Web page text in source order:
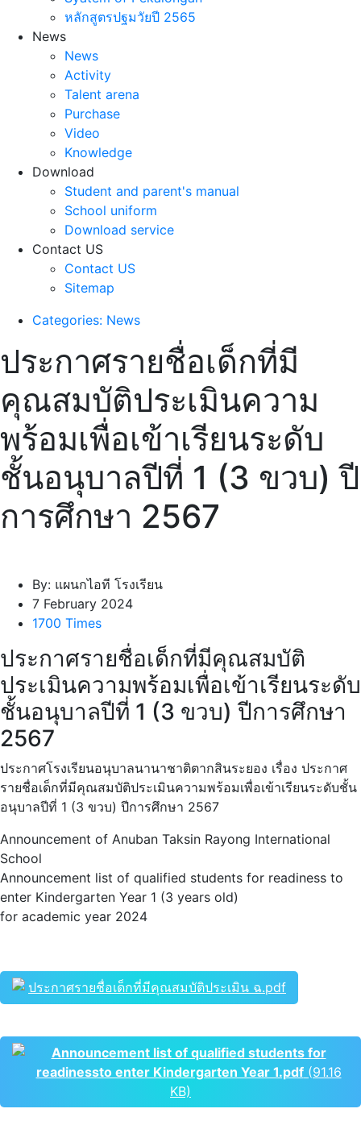
หลักสูตรปฐมวัยปี 2565
News
News
Activity
Talent arena
Purchase
Video
Knowledge
Download
Student and parent's manual
School uniform
Download service
Contact US
Contact US
Sitemap
Categories: News
ประกาศรายชื่อเด็กที่มี
คุณสมบัติประเมินความ
พร้อมเพื่อเข้าเรียนระดับ
ชั้นอนุบาลปีที่ 1 (3 ขวบ) ปี
การศึกษา 2567
By: แผนกไอที โรงเรียน
7 February 2024
1700 Times
ประกาศรายชื่อเด็กที่มีคุณสมบัติ
ประเมินความพร้อมเพื่อเข้าเรียนระดับ
ชั้นอนุบาลปีที่ 1 (3 ขวบ) ปีการศึกษา
2567
ประกาศโรงเรียนอนุบาลนานาชาติตากสินระยอง เรื่อง ประกาศ
รายชื่อเด็กที่มีคุณสมบัติประเมินความพร้อมเพื่อเข้าเรียนระดับชั้น
อนุบาลปีที่ 1 (3 ขวบ) ปีการศึกษา 2567
Announcement of Anuban Taksin Rayong International
School
Announcement list of qualified students for readiness to
enter Kindergarten Year 1 (3 years old)
for academic year 2024
ประกาศรายชื่อเด็กที่มีคุณสมบัติประเมิน ฉ.pdf
Announcement list of qualified students for
readinessto enter Kindergarten Year 1.pdf(91.16
KB)